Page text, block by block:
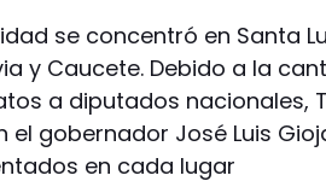
se concentró en Santa
y Caucete. Debido a la
a diputados nacionales,
el gobernador José Luis
en cada lugar